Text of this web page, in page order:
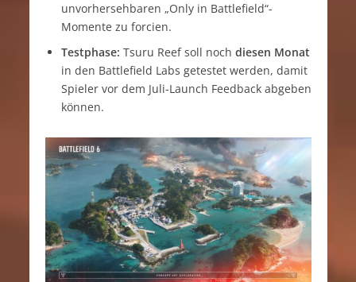
unvorhersehbaren „Only in Battlefield“-
Momente zu forcien.
Testphase: Tsuru Reef soll noch diesen Monat
in den Battlefield Labs getestet werden, damit
Spieler vor dem Juli-Launch Feedback abgeben
können.